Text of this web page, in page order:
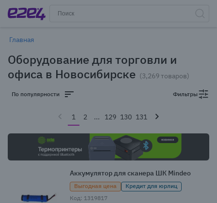
Главная
Оборудование для торговли и
офиса в Новосибирске (3,269 товаров)
По популярности Фильтры
1 2 ... 129 130 131
Аккумулятор для сканера ШК Mindeo
Выгодная цена
Кредит для юрлиц
Код: 1319817